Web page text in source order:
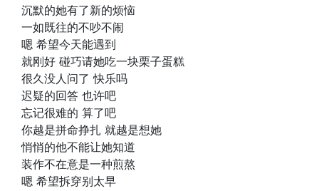
沉默的她有了新的烦恼
一如既往的不吵不闹
嗯 希望今天能遇到
就刚好 碰巧请她吃一块栗子蛋糕
很久没人问了 快乐吗
迟疑的回答 也许吧
忘记很难的 算了吧
你越是拼命挣扎 就越是想她
悄悄的他不能让她知道
装作不在意是一种煎熬
嗯 希望拆穿别太早